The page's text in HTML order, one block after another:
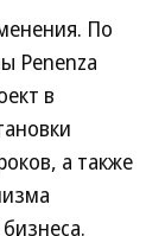
По
Penenza
в
а также